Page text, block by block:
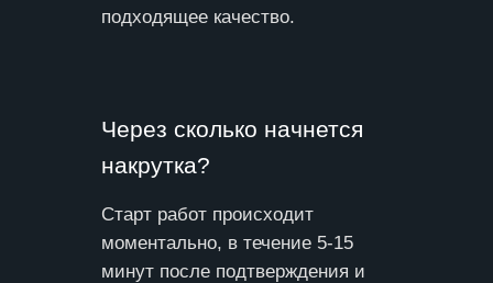
подходящее качество.
Через сколько начнется
накрутка?
Старт работ происходит
моментально, в течение 5-15
минут после подтверждения и